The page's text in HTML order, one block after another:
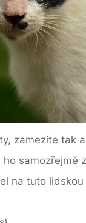
zamezíte tak
ho samozřejmě
na tuto